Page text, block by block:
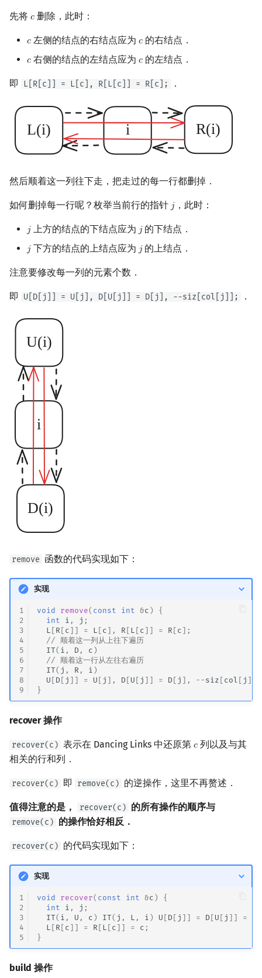
先将 𝑐
c删除，此时：
𝑐
c左侧的结点的右结点应为 𝑐
c的右结点．
𝑐
c右侧的结点的左结点应为 𝑐
c的左结点．
即 L[R[c]] = L[c], R[L[c]] = R[c]; ．
然后顺着这一列往下走，把走过的每一行都删掉．
如何删掉每一行呢？枚举当前行的指针 𝑗
j，此时：
𝑗
j上方的结点的下结点应为 𝑗
j的下结点．
𝑗
j下方的结点的上结点应为 𝑗
j的上结点．
注意要修改每一列的元素个数．
即 U[D[j]] = U[j], D[U[j]] = D[j], --siz[col[j]]; ．
remove 函数的代码实现如下：
实现
1
2
3
4
5
6
7
8
9
void remove( const int &c )
{
int
i , j ;
L [ R [ c ]] = L [ c ], R [ L [ c ]] = R [ c ];
// 顺着这一列从上往下遍历
IT( i , D , c )
// 顺着这一行从左往右遍历
IT( j , R , i )
U [ D [ j ]] = U [ j ], D [ U [ j ]] = D [ j ], -- siz [ col [ j ]];
}
recover 操作
recover(c) 表示在 Dancing Links 中还原第 𝑐
c列以及与其
相关的行和列．
recover(c) 即 remove(c) 的逆操作，这里不再赘述．
值得注意的是， recover(c) 的所有操作的顺序与
remove(c) 的操作恰好相反．
recover(c) 的代码实现如下：
实现
1
2
3
4
5
void recover( const int &c )
{
int
i , j ;
IT( i , U , c ) IT( j , L , i ) U [ D [ j ]] = D [ U [ j ]] =
L [ R [ c ]] = R [ L [ c ]] = c ;
}
build 操作